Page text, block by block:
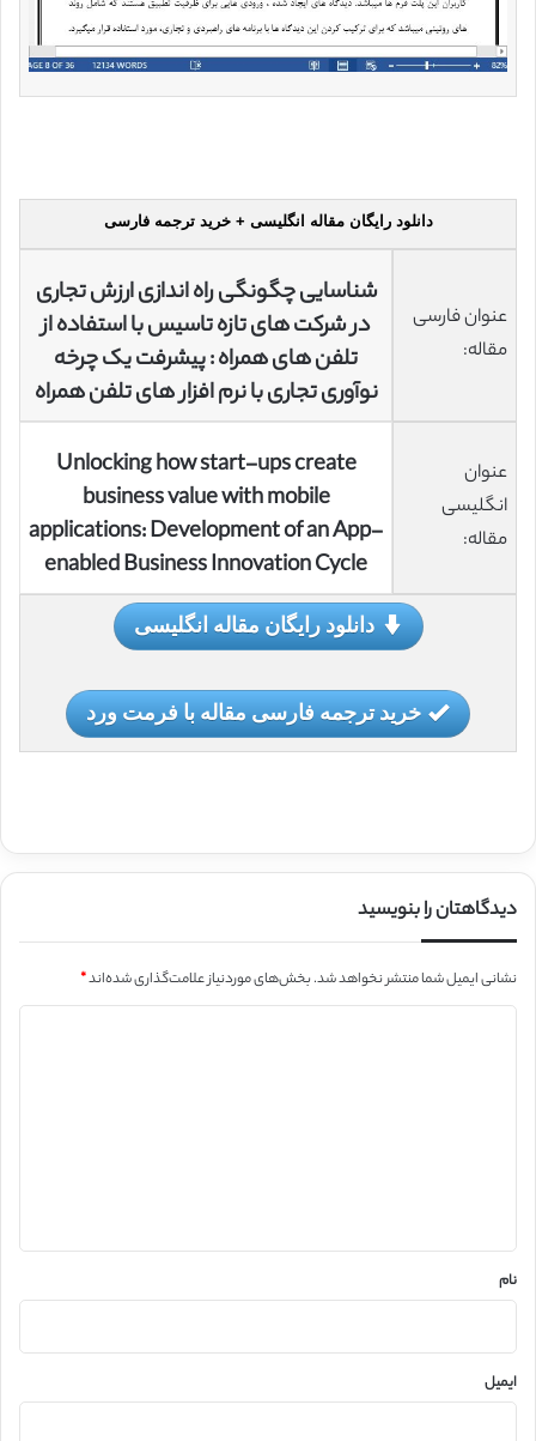
دانلود رایگان مقاله انگلیسی + خرید ترجمه فارسی
عنوان فارسی
مقاله:
شناسایی چگونگی راه اندازی ارزش تجاری
در شرکت های تازه تاسیس با استفاده از
تلفن های همراه : پیشرفت یک چرخه
نوآوری تجاری با نرم افزار های تلفن همراه
عنوان
انگلیسی
مقاله:
Unlocking how start-ups create
business value with mobile
applications: Development of an App-
enabled Business Innovation Cycle
دانلود رایگان مقاله انگلیسی
خرید ترجمه فارسی مقاله با فرمت ورد
دیدگاهتان را بنویسید
نشانی ایمیل شما منتشر نخواهد شد.بخش‌های موردنیاز علامت‌گذاری شده‌اند*
نام
ایمیل